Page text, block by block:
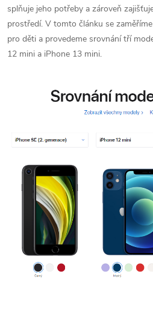
splňuje jeho potřeby a zároveň
prostředí. V tomto článku se
pro děti a provedeme srovnání tří
12 mini a iPhone 13 mini.